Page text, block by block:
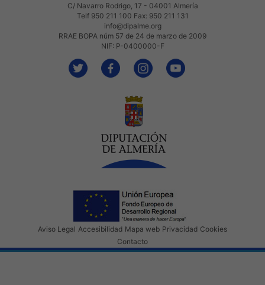
C/ Navarro Rodrigo, 17 - 04001 Almería
Telf 950 211 100 Fax: 950 211 131
info@dipalme.org
RRAE BOPA núm 57 de 24 de marzo de 2009
NIF: P-0400000-F
Aviso Legal Accesibilidad Mapa web Privacidad Cookies
Contacto